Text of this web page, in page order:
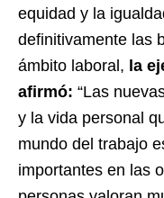
equidad y la
definitivamente las
ámbito laboral, la
afirmó: “Las
y la vida personal
mundo del trabajo
importantes en las